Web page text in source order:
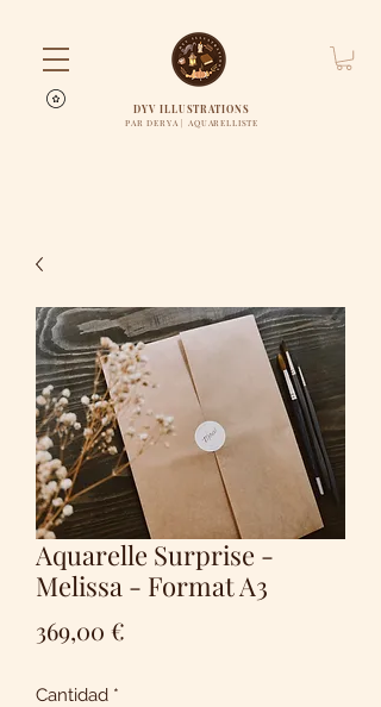
DYV ILLUSTRATIONS
PAR DERYA | AQUARELLISTE
Aquarelle Surprise -
Melissa - Format A3
369,00 €
Cantidad *